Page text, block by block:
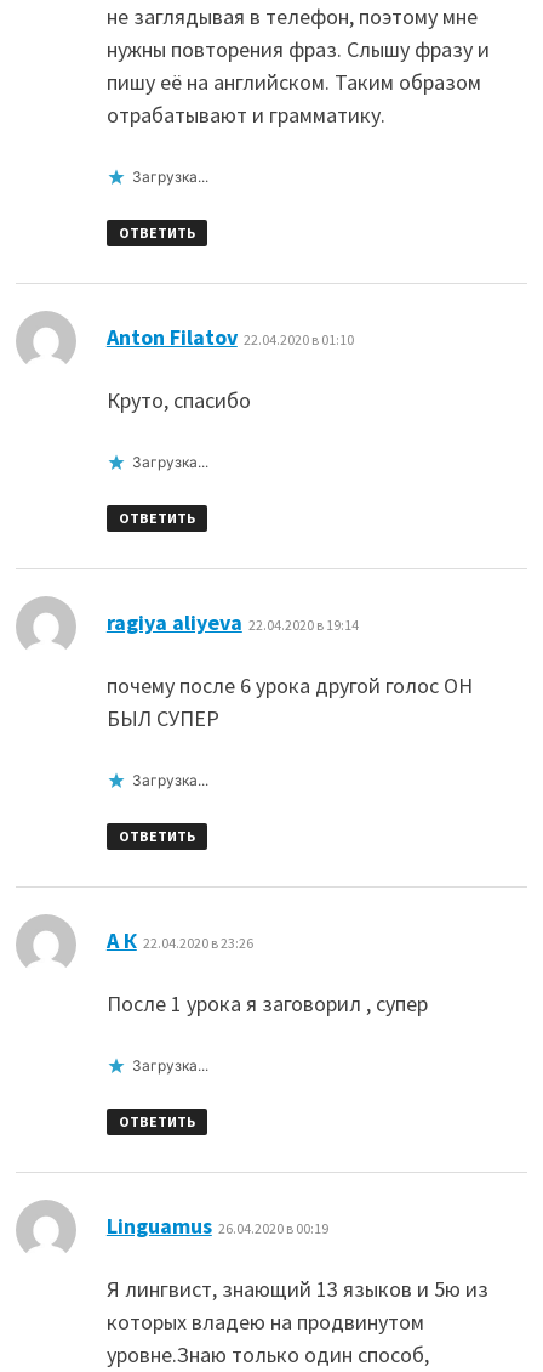
не заглядывая в телефон, поэтому мне
нужны повторения фраз. Слышу фразу и
пишу её на английском. Таким образом
отрабатывают и грамматику.
Загрузка...
ОТВЕТИТЬ
Anton Filatov: 22.04.2020 в 01:10
Круто, спасибо
Загрузка...
ОТВЕТИТЬ
ragiya aliyeva 22.04.2020 в 19:14
почему после 6 урока другой голос ОН
БЫЛ СУПЕР
Загрузка...
ОТВЕТИТЬ
А К: 22.04.2020 в 23:26
После 1 урока я заговорил , супер
Загрузка...
ОТВЕТИТЬ
Linguamus: 26.04.2020 в 00:19
Я лингвист, знающий 13 языков и 5ю из
которых владею на продвинутом
уровне.Знаю только один способ,